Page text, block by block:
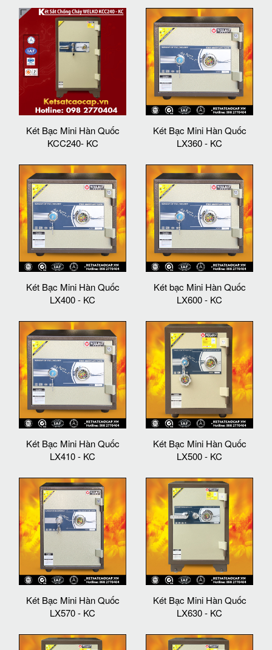
Két Bạc Mini Hàn Quốc
KCC240- KC
Két Bạc Mini Hàn Quốc
LX360 - KC
Két Bạc Mini Hàn Quốc
LX400 - KC
Két bạc Mini Hàn Quốc
LX600 - KC
Két Bạc Mini Hàn Quốc
LX410 - KC
Két Bạc Mini Hàn Quốc
LX500 - KC
Két Bạc Mini Hàn Quốc
LX570 - KC
Két Bạc Mini Hàn Quốc
LX630 - KC